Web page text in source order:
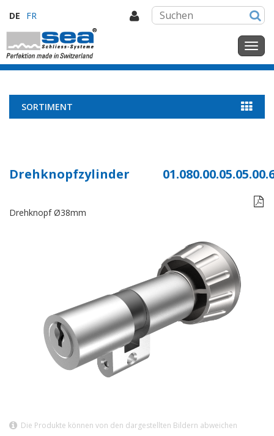
DE FR
SORTIMENT
Drehknopfzylinder

Drehknopf Ø38mm
Die Produkte können von den dargestellten Bildern abweichen